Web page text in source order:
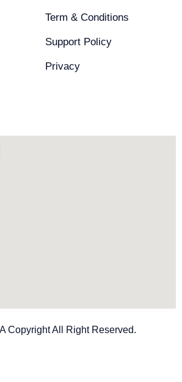
Term & Conditions
Support Policy
Privacy
Copyright All Right Reserved.